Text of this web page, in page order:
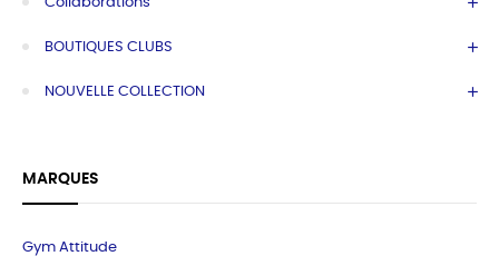
BOUTIQUES CLUBS
NOUVELLE COLLECTION
MARQUES
Gym Attitude